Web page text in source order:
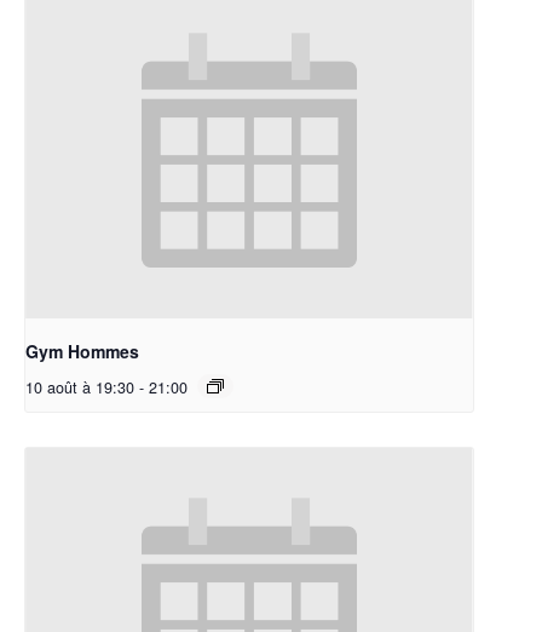
Gym Hommes
10 août à 19:30 - 21:00